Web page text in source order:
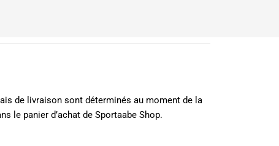
de livraison sont déterminés au moment de la
le panier d’achat de Sportaabe Shop.